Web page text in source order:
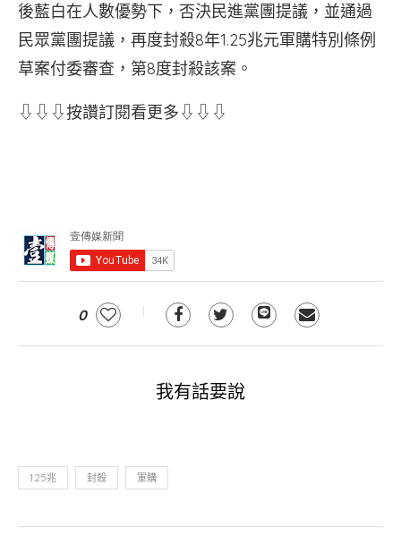
後藍白在人數優勢下，否決民進黨團提議，並通過
民眾黨團提議，再度封殺8年1.25兆元軍購特別條例
草案付委審查，第8度封殺該案。
⇩⇩⇩按讚訂閱看更多⇩⇩⇩
0
我有話要說
1.25兆 封殺 軍購